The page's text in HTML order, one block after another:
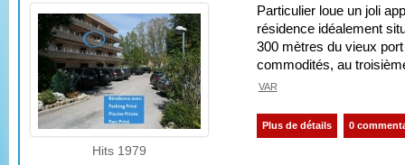
Hits 1979
Particulier loue un joli
résidence idéalement
300 mètres du vieux
commodités, au
VAR
Plus de détails 0